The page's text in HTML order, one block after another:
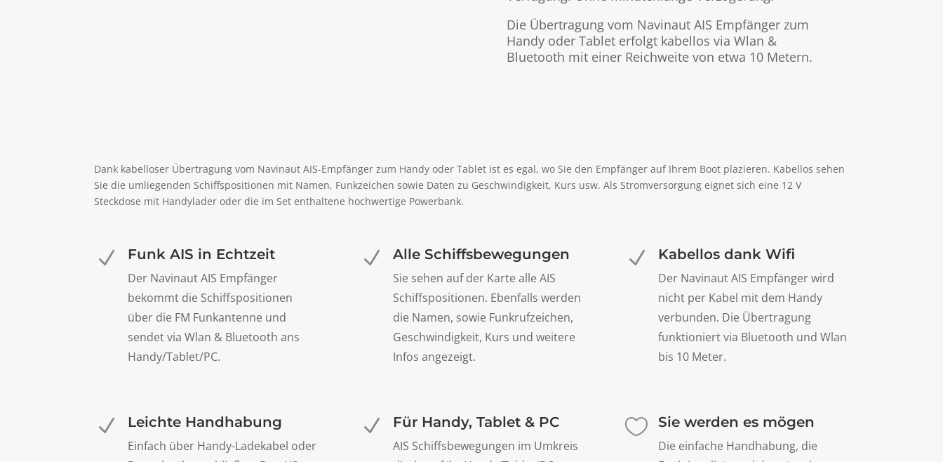
Die Übertragung vom Navinaut AIS Empfänger zum
Handy oder Tablet erfolgt kabellos via Wlan &
Bluetooth mit einer Reichweite von etwa 10 Metern.
Dank kabelloser Übertragung vom Navinaut AIS-Empfänger zum Handy oder Tablet ist es egal, wo Sie den Empfänger auf Ihrem Boot plazieren. Kabellos sehen
Sie die umliegenden Schiffspositionen mit Namen, Funkzeichen sowie Daten zu Geschwindigkeit, Kurs usw. Als Stromversorgung eignet sich eine 12 V
Steckdose mit Handylader oder die im Set enthaltene hochwertige Powerbank.
N Funk AIS in Echtzeit
Der Navinaut AIS Empfänger
bekommt die Schiffspositionen
über die FM Funkantenne und
sendet via Wlan & Bluetooth ans
Handy/Tablet/PC.
N Alle Schiffsbewegungen
Sie sehen auf der Karte alle AIS
Schiffspositionen. Ebenfalls werden
die Namen, sowie Funkrufzeichen,
Geschwindigkeit, Kurs und weitere
Infos angezeigt.
N Kabellos dank Wifi
Der Navinaut AIS Empfänger wird
nicht per Kabel mit dem Handy
verbunden. Die Übertragung
funktioniert via Bluetooth und Wlan
bis 10 Meter.
N Leichte Handhabung
Einfach über Handy-Ladekabel oder
N Für Handy, Tablet & PC
AIS Schiffsbewegungen im Umkreis
 Sie werden es mögen
Die einfache Handhabung, die